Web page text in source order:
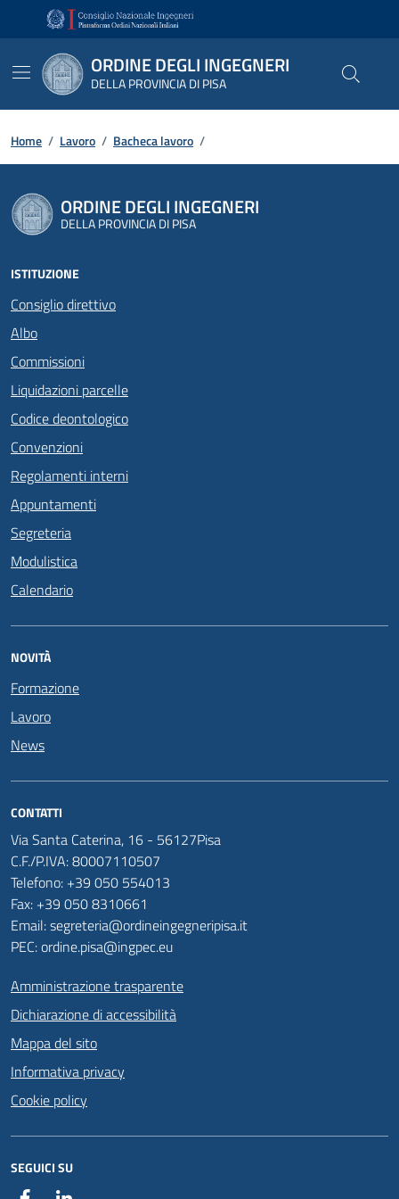
Vai ai contenuti
Vai al footer
ORDINE DEGLI INGEGNERI
DELLA PROVINCIA DI PISA
Home / Lavoro / Bacheca lavoro /
ORDINE DEGLI INGEGNERI
DELLA PROVINCIA DI PISA
ISTITUZIONE
Consiglio direttivo
Albo
Commissioni
Liquidazioni parcelle
Codice deontologico
Convenzioni
Regolamenti interni
Appuntamenti
Segreteria
Modulistica
Calendario
NOVITÀ
Formazione
Lavoro
News
CONTATTI
Via Santa Caterina, 16 - 56127Pisa
C.F./P.IVA: 80007110507
Telefono: +39 050 554013
Fax: +39 050 8310661
Email: segreteria@ordineingegneripisa.it
PEC: ordine.pisa@ingpec.eu
Amministrazione trasparente
Dichiarazione di accessibilità
Mappa del sito
Informativa privacy
Cookie policy
SEGUICI SU